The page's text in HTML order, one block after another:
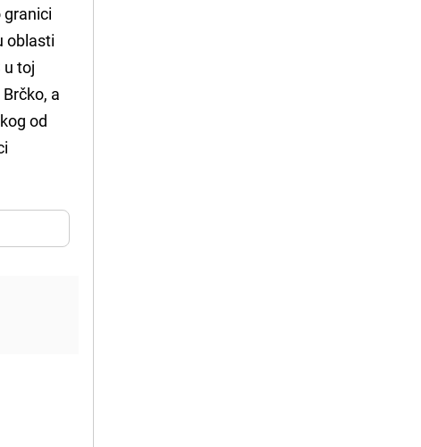
granici
oblasti
u toj
a
od